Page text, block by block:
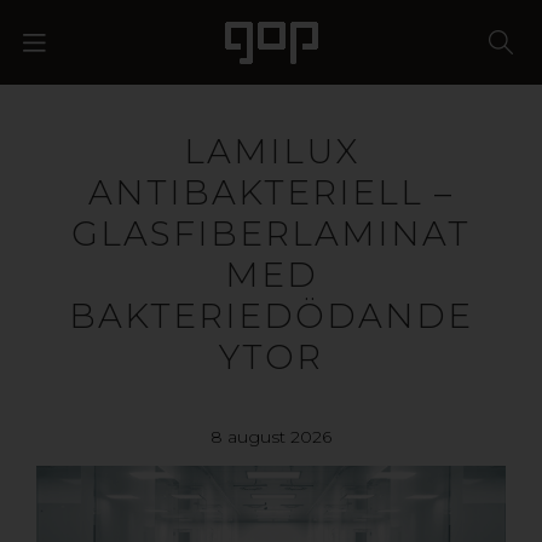
LAMILUX
ANTIBAKTERIELL –
GLASFIBERLAMINAT
MED
BAKTERIEDÖDANDE
YTOR
8 august 2026